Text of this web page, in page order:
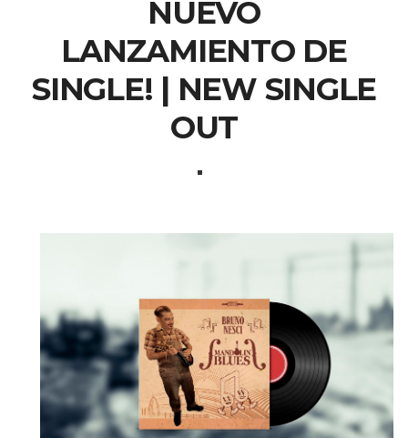
NUEVO
LANZAMIENTO DE
SINGLE! | NEW SINGLE
OUT